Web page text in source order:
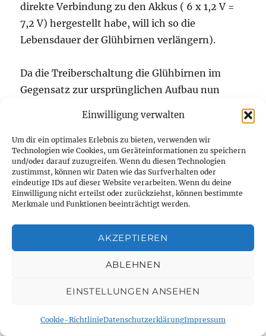
Einwilligung verwalten
Um dir ein optimales Erlebnis zu bieten, verwenden wir
Technologien wie Cookies, um Geräteinformationen zu speichern
und/oder darauf zuzugreifen. Wenn du diesen Technologien
zustimmst, können wir Daten wie das Surfverhalten oder
eindeutige IDs auf dieser Website verarbeiten. Wenn du deine
Einwilligung nicht erteilst oder zurückziehst, können bestimmte
Merkmale und Funktionen beeinträchtigt werden.
AKZEPTIEREN
ABLEHNEN
EINSTELLUNGEN ANSEHEN
Cookie-RichtlinieDatenschutzerklärungImpressum
direkte Verbindung zu den Akkus ( 6 x 1,2 V =
7,2 V) hergestellt habe, will ich so die
Lebensdauer der Glühbirnen verlängern).
Da die Treiberschaltung die Glühbirnen im
Gegensatz zur ursprünglichen Aufbau nun
Verkabelung der Beleuchtung ändern
(schwarzes Kabel entfernt und gelbes Kabel
verlegt).
WEITERE UMBAUTEN UND
eine rote LED mit einem Vorwiderstand ersetzt,
ich den Leistungsbedarf minimieren wollte, um
ggf. später noch andere Erweiterungen